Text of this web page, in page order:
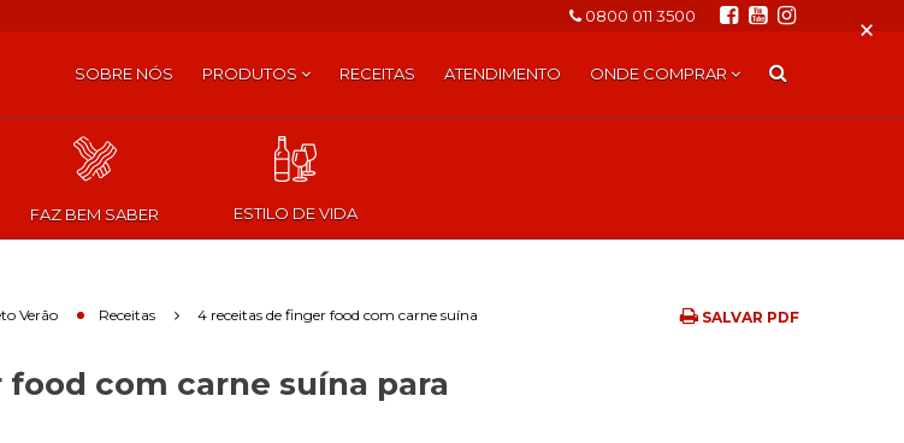
0800 011 3500
SOBRE NÓS PRODUTOS RECEITAS ATENDIMENTO ONDE COMPRAR
FAZ BEM SABER ESTILO DE VIDA
Verão Receitas
4 receitas de finger food com carne suína
com carne suína para
SALVAR PDF
×